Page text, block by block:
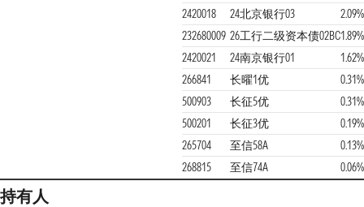
2420018
24北京银行03
2.09%
232680009 26工行二级资本债02BC1.89%
2420021
24南京银行01
1.62%
266841
长曜1优
0.31%
500903
长征5优
0.31%
500201
长征3优
0.19%
265704
至信58A
0.13%
268815
至信74A 0.06%
持有人